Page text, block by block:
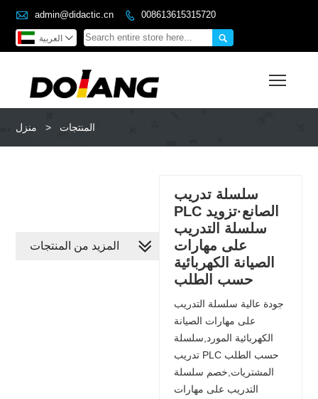
 admin@didactic.cn  008613615315720
 العربية 
منزل > المنتجات
سلسلة تدريب
PLC الصانع·تزويد
سلسلة التدريب
على مهارات
الصيانة الكهربائية
حسب الطلب
جودة عالية سلسلة التدريب
على مهارات الصيانة
الكهربائية المورد,سلسلة
تدريب PLC حسب الطلب
المشتريات,خصم سلسلة
التدريب على مهارات
المزيد من المنتجات